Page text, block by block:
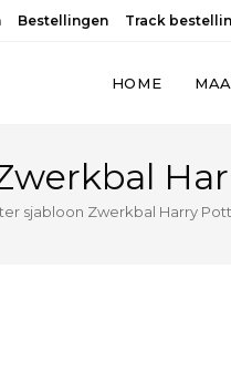
Bestellingen Track
HOME
sjabloon Zwerkbal Harry